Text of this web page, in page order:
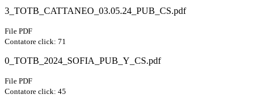
3_TOTB_CATTANEO_03.05.24_PUB_CS.pdf
File PDF
Contatore click: 71
0_TOTB_2024_SOFIA_PUB_Y_CS.pdf
File PDF
Contatore click: 45